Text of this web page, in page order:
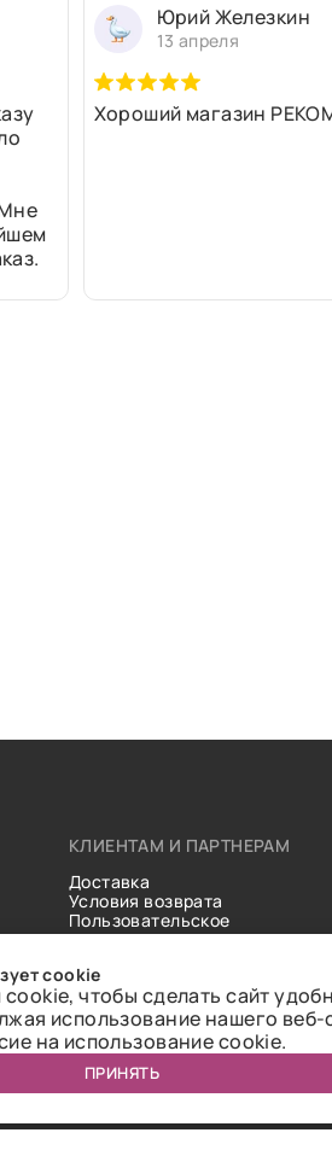
Юрий Железкин
13 апреля
Хороший магазин
КЛИЕНТАМ И ПАРТНЕРАМ
Доставка
Условия возврата
Пользовательское
соглашение
Статьи
cookie
чтобы сделать сайт
использование нашего веб-
на использование cookie.
ПРИНЯТЬ